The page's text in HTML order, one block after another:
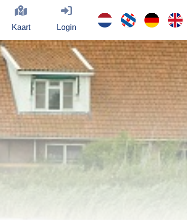
Kaart Login